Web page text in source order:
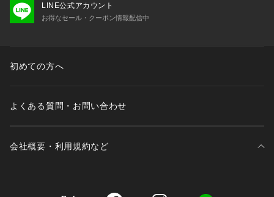
LINE公式アカウント
お得なセール・クーポン情報配信中
初めての方へ
よくある質問・お問い合わせ
会社概要・利用規約など